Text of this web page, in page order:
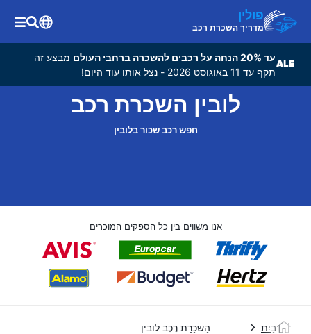
פולין
מדריך השכרת רכב
עד 20% הנחה על רכבים להשכרה ברחבי העולם
מבצע זה
תקף עד 11 באוגוסט 2026 - נצל אותו עוד היום!
לובין השכרת רכב
חפש רכב שכור בלובין
אנו משווים בין כל הספקים המוכרים
בַּיִת הַשׂכָּרַת רֶכֶב לובין